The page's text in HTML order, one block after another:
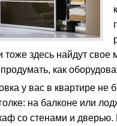
тоже здесь найдут
как
у вас в квартире
на балконе или
со стенами и дверью.